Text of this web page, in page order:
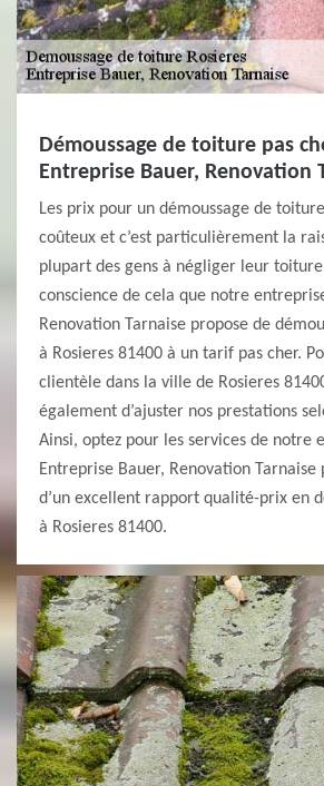
Démoussage de toiture pas
Entreprise Bauer, Renovation
Les prix pour un démoussage de
coûteux et c’est particulièrement la
plupart des gens à négliger leur
conscience de cela que notre
Renovation Tarnaise propose de
à Rosieres 81400 à un tarif pas cher.
clientèle dans la ville de Rosieres
également d’ajuster nos prestations
Ainsi, optez pour les services de notre
Entreprise Bauer, Renovation
d’un excellent rapport qualité-prix en
à Rosieres 81400.